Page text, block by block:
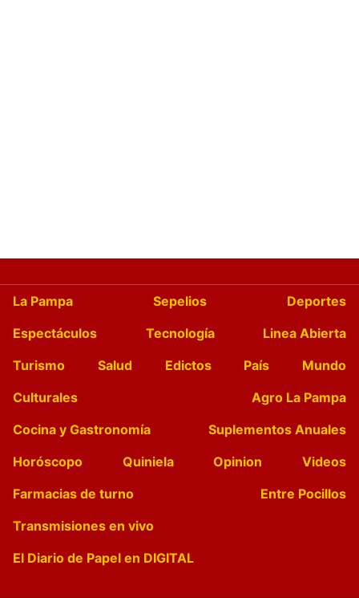
La Pampa Sepelios
Deportes
Espectáculos
Tecnología
Linea Abierta
Turismo
Salud Edictos País
Mundo
Culturales
Agro La Pampa
Cocina y Gastronomía
Suplementos Anuales
Horóscopo
Quiniela Opinion
Videos
Farmacias de turno
Entre Pocillos
Transmisiones en vivo
El Diario de Papel en DIGITAL